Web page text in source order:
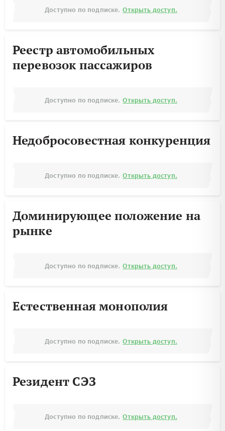
Доступно по подписке. Открыть доступ.
Реестр автомобильных
перевозок пассажиров
Доступно по подписке. Открыть доступ.
Недобросовестная конкуренция
Доступно по подписке. Открыть доступ.
Доминирующее положение на
рынке
Доступно по подписке. Открыть доступ.
Естественная монополия
Доступно по подписке. Открыть доступ.
Резидент СЭЗ
Доступно по подписке. Открыть доступ.